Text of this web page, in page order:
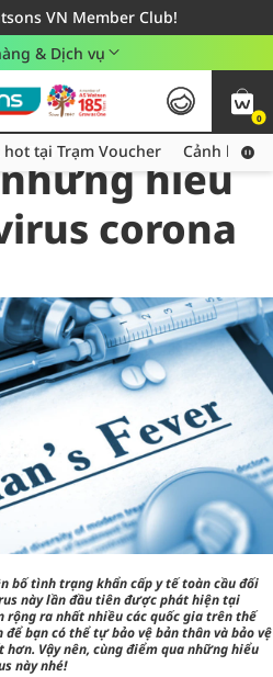
VN Member Club!
cho đơn hàng từ 249,000Đ
dụng khu vực TP. Hồ Chí Minh
& Dịch vụ
0
Thu thập thêm voucher hot tại Trạm Voucher
tại Trạm Voucher Cảnh báo
hiểu
corona
bố tình trạng khẩn cấp y tế toàn cầu đối
này lần đầu tiên được phát hiện tại
rộng ra nhất nhiều các quốc gia trên thế
bạn có thể tự bảo vệ bản thân và bảo vệ
Vậy nên, cùng điểm qua những hiểu
này nhé!